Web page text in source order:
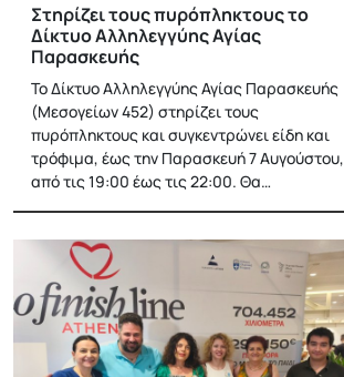
Στηρίζει τους πυρόπληκτους το
Δίκτυο Αλληλεγγύης Αγίας
Παρασκευής
Το Δίκτυο Αλληλεγγύης Αγίας Παρασκευής
(Μεσογείων 452) στηρίζει τους
πυρόπληκτους και συγκεντρώνει είδη και
τρόφιμα, έως την Παρασκευή 7 Αυγούστου,
από τις 19:00 έως τις 22:00. Θα…